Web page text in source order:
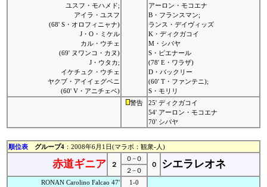
ユスフ・モハメド;
アイラ・ユスフ
(68' S・オロフィニャナ)
J・O・ミケル
カル・ウチェ
(69' ヌワンコ・カヌ)
J・ウタカ;
イケチュク・ウチェ
ヤクブ・アイイェグベニ
(60' V・アニチェベ)
アーロン・モコエナ
B・フランスマン;
ランス・デイヴィッズ
K・ディクガコイ
M・シバヤ
S・ピエナール
(78' E・ワラザ)
D・バックリー
(60' T・ファンテニ);
S・モリリ
警告
25' ディクガコイ
54' アーロン・モコエナ
70' シバヤ
順位表 グループ4 ：2008年6月1日(マラボ：観衆-人)
赤道ギニア ２
０−０
０
シエラレオネ
２−０
RONAN Carolino Falcao 47'
1-0